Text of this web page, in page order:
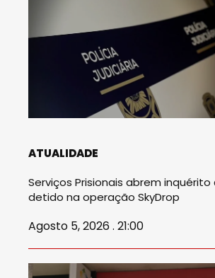
ATUALIDADE
Serviços Prisionais abrem
detido na operação SkyDrop
Agosto 5, 2026 . 21:00